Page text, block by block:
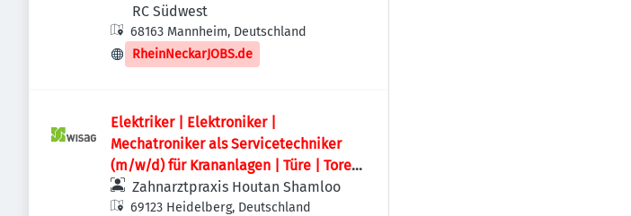
RC Südwest
68163 Mannheim, Deutschland
RheinNeckarJOBS.de
Elektriker | Elektroniker |
Mechatroniker als Servicetechniker
(m/w/d) für Krananlagen | Türe | Tore
im Rhein-Neckar-Kreis
Zahnarztpraxis Houtan Shamloo
69123 Heidelberg, Deutschland